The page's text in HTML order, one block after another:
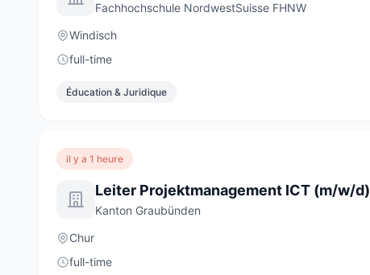
Fachhochschule NordwestSuisse FHNW
Windisch
full-time
Éducation & Juridique
il y a 1 heure
Leiter Projektmanagement ICT (m/w/d)
Kanton Graubünden
Chur
full-time